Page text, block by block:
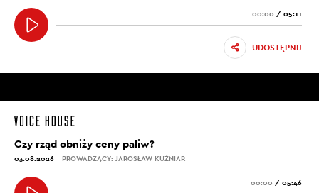
00:00 / 05:11
UDOSTĘPNIJ
Czy rząd obniży ceny paliw?
03.08.2026 PROWADZĄCY: JAROSŁAW KUŹNIAR
00:00 / 05:46